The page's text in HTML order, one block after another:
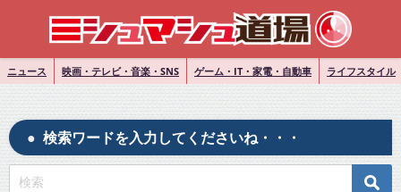
ニュース 映画・テレビ・音楽・SNS ゲーム・IT・家電・自動車 ライフスタイル
検索ワードを入力してくださいね・・・